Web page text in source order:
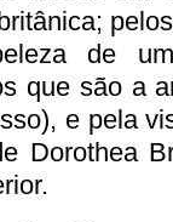
de
que são a
e pela
Dorothea